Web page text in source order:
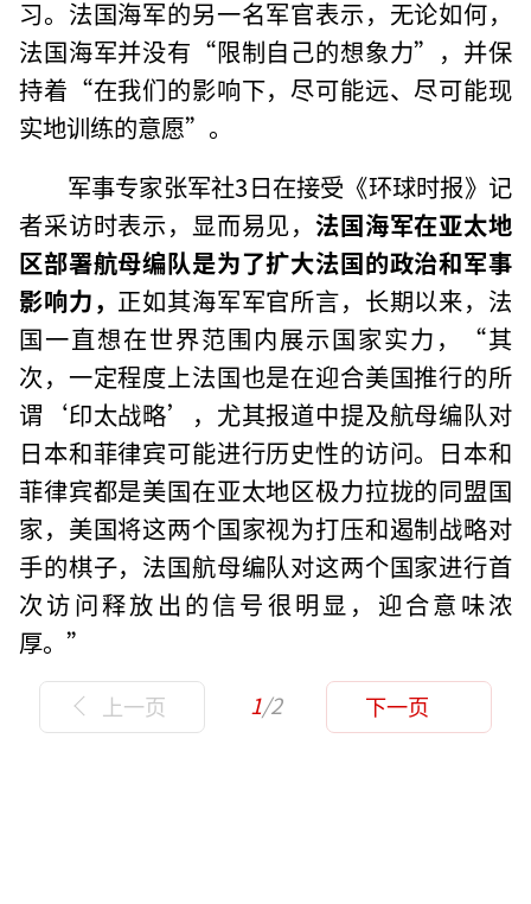
习。法国海军的另一名军官表示，无论如何，
法国海军并没有“限制自己的想象力”，并保
持着“在我们的影响下，尽可能远、尽可能现
实地训练的意愿”。
军事专家张军社3日在接受《环球时报》记
者采访时表示，显而易见，法国海军在亚太地
区部署航母编队是为了扩大法国的政治和军事
影响力， 正如其海军军官所言，长期以来，法
国一直想在世界范围内展示国家实力，“其
次，一定程度上法国也是在迎合美国推行的所
谓‘印太战略’，尤其报道中提及航母编队对
日本和菲律宾可能进行历史性的访问。日本和
菲律宾都是美国在亚太地区极力拉拢的同盟国
家，美国将这两个国家视为打压和遏制战略对
手的棋子，法国航母编队对这两个国家进行首
次访问释放出的信号很明显，迎合意味浓
厚。”
上一页 1/2 下一页